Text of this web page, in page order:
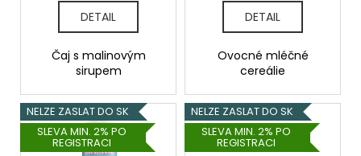
DETAIL
Čaj s malinovým
sirupem
DETAIL
Ovocné mléčné
cereálie
NELZE ZASLAT DO SK
SLEVA MIN. 2% PO
REGISTRACI
NELZE ZASLAT DO SK
SLEVA MIN. 2% PO
REGISTRACI